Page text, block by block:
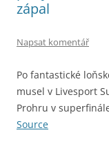
zápal
Napsat komentář
Po fantastické
musel v Livesport
Prohru v
Source